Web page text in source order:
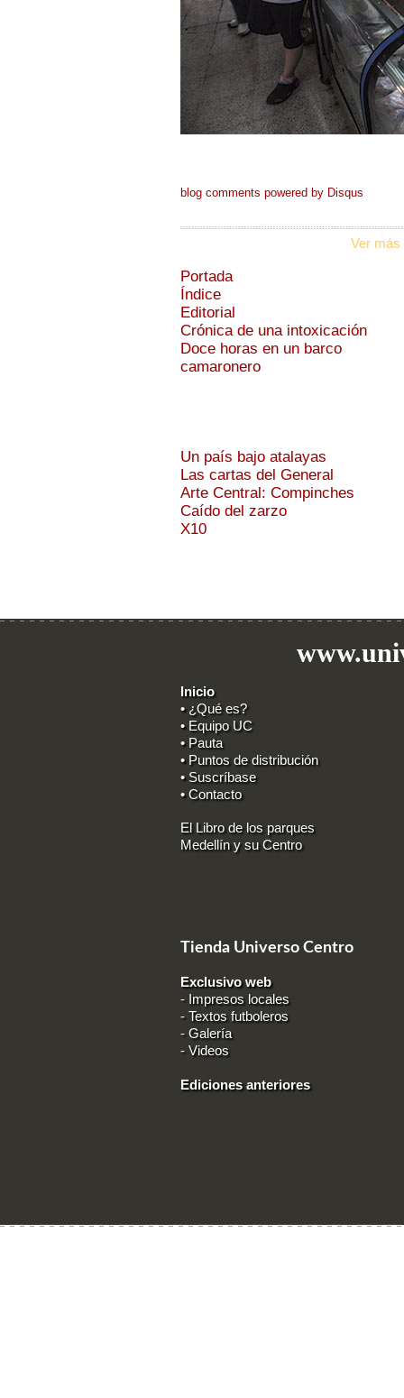
blog comments powered by Disqus
Ver más
Portada
Índice
Editorial
Crónica de una intoxicación
Doce horas en un barco
camaronero
Un país bajo atalayas
Las cartas del General
Arte Central: Compinches
Caído del zarzo
X10
Inicio
• ¿Qué es?
• Equipo UC
• Pauta
• Puntos de distribución
• Suscríbase
• Contacto
El Libro de los parques
Medellín y su Centro
Tienda Universo Centro
Exclusivo web
- Impresos locales
- Textos futboleros
-Galería
-Videos
Ediciones anteriores